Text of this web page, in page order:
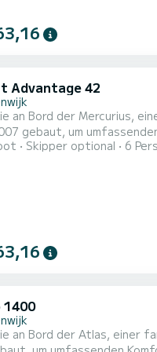
Advantage 42
an Bord der Mercurius,
um umfassenden Komfort und
einer Kapazität von 6
Skipper optional 6
1400
an Bord der Atlas, einer